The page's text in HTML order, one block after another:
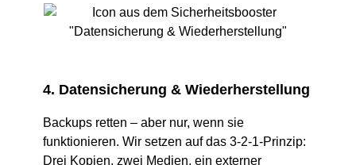
4. Datensicherung & Wiederherstellung
Backups retten – aber nur, wenn sie
funktionieren. Wir setzen auf das 3-2-1-Prinzip:
Drei Kopien, zwei Medien, ein externer